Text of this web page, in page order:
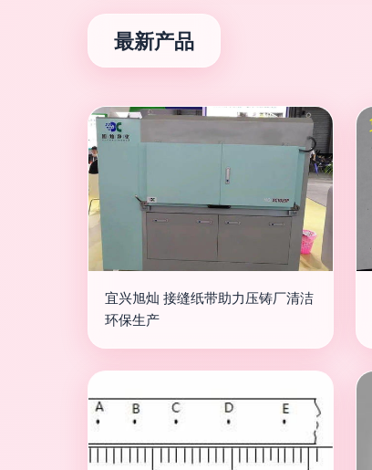
最新产品
宜兴旭灿 接缝纸带助力压铸厂清洁
环保生产